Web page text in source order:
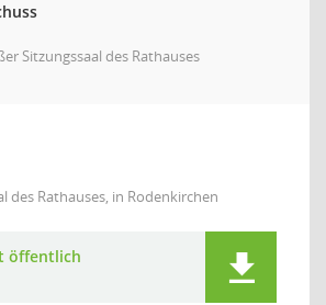
Sitzungssaal des Rathauses
des Rathauses, in Rodenkirchen
öffentlich